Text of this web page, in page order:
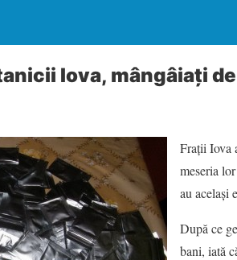
Iova, mângâiaţi
Fraţii Iova
meseria
au acelaşi
După ce
bani, iată